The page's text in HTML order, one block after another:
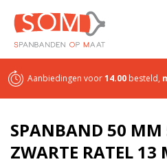
Aanbiedingen voor14.00 besteld,
SPANBAND 50 MM
ZWARTE RATEL 13